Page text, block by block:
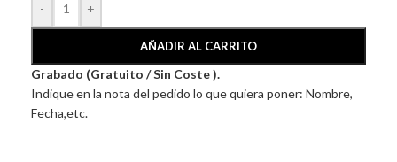
-
+
AÑADIR AL CARRITO
Grabado (Gratuito / Sin Coste ).
Indique en la nota del pedido lo que quiera poner: Nombre,
Fecha,etc.